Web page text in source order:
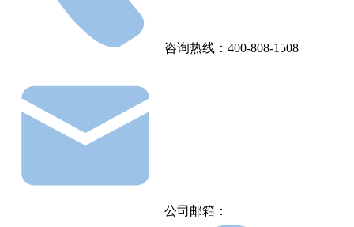
咨询热线：400-808-1508
公司邮箱：